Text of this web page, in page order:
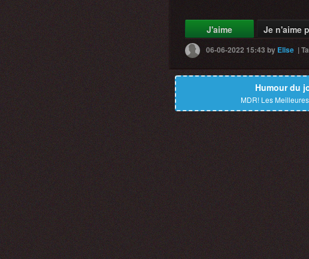
J'aime Je n'aime
06-06-2022 15:43by Elise |
Humour du
MDR! Les